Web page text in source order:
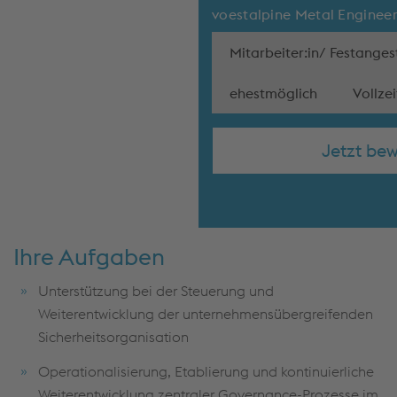
voestalpine Metal
Mitarbeiter:in/
ehestmöglich
Jetzt
Ihre Aufgaben
Unterstützung bei der Steuerung und
Weiterentwicklung der unternehmensübergreifenden
Sicherheitsorganisation
Operationalisierung, Etablierung und kontinuierliche